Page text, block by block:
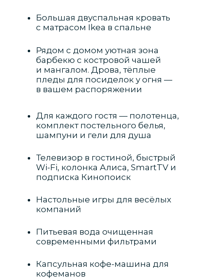
Большая двуспальная кровать
с матрасом Ikеа в спальне
Рядом с домом уютная зона
барбекю с костровой чашей
и мангалом. Дрова, тёплые
пледы для посиделок у огня —
в вашем распоряжении
Для каждого гостя — полотенца,
комплект постельного белья,
шампуни и гели для душа
Телевизор в гостиной, быстрый
Wi-Fi, колонка Алиса, SmartTV и
подписка Кинопоиск
Настольные игры для весёлых
компаний
Питьевая вода очищенная
современными фильтрами
Капсульная кофе-машина для
кофеманов